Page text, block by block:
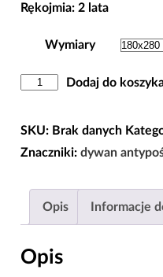
Rękojmia: 2 lata
Wymiary
ilość
Antypoślizgowy
Zielona
Dodaj do
SKU: Brak danych
Znaczniki: dywan
Opis Informacje
Opis